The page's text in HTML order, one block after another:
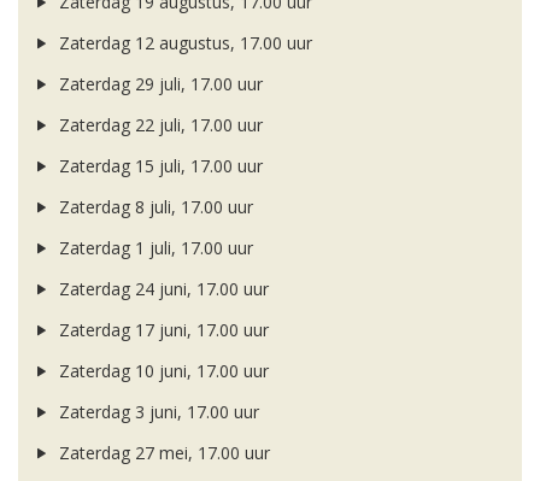
Zaterdag 12 augustus, 17.00 uur
Zaterdag 29 juli, 17.00 uur
Zaterdag 22 juli, 17.00 uur
Zaterdag 15 juli, 17.00 uur
Zaterdag 8 juli, 17.00 uur
Zaterdag 1 juli, 17.00 uur
Zaterdag 24 juni, 17.00 uur
Zaterdag 17 juni, 17.00 uur
Zaterdag 10 juni, 17.00 uur
Zaterdag 3 juni, 17.00 uur
Zaterdag 27 mei, 17.00 uur